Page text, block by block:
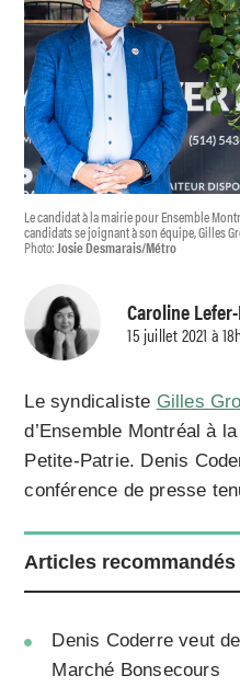
Le candidat à la mairie pour Ensemble
candidats se joignant à son équipe, Gilles
Photo:Josie Desmarais/Métro
Caroline
15 juillet 2021 à
Le syndicaliste Gilles
d’Ensemble Montréal à
Petite-Patrie. Denis
conférence de presse
Articles recommandés
Denis Coderre veut
Marché Bonsecours